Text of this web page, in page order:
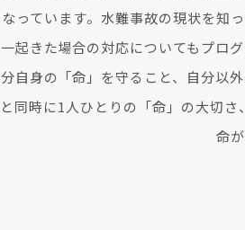
なっています。水難事故の現状を知
一起きた場合の対応についてもプロ
分自身の「命」を守ること、自分以
と同時に1人ひとりの「命」の大切
命